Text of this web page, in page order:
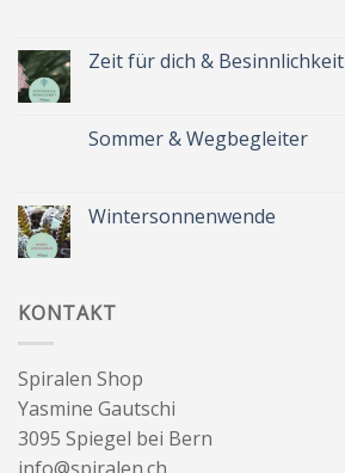
Spätsommer
&
Zeit für dich & Besinnlichkeit
Zeit
für
Sommer & Wegbegleiter
Sommer
&
Wintersonnenwende
KONTAKT
Spiralen Shop
Yasmine Gautschi
3095 Spiegel bei Bern